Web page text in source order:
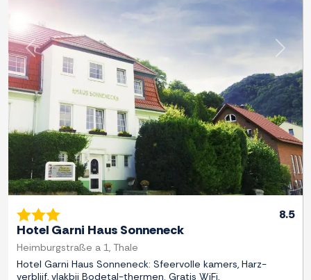
Previous Next
8.5
Hotel Garni Haus Sonneneck
Heimburgstraße a 1, Thale
Hotel Garni Haus Sonneneck: Sfeervolle kamers, Harz-
verblijf, vlakbij Bodetal-thermen. Gratis WiFi,